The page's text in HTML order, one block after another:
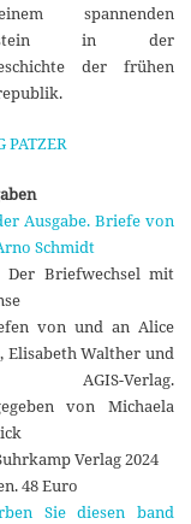
spannenden
in der
der frühen
PATZER
Ausgabe. Briefe von
Schmidt
Der Briefwechsel mit
von und an Alice
Elisabeth Walther und
Verlag.
von Michaela
Verlag 2024
48 Euro
Sie diesen band